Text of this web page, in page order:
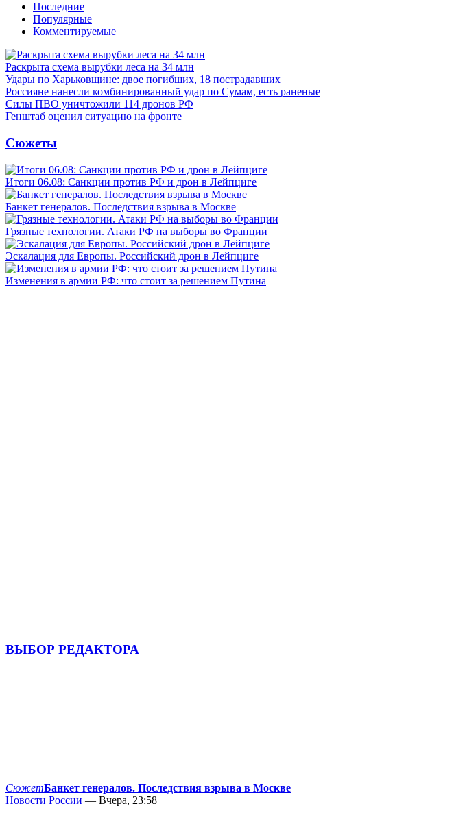
Последние
Популярные
Комментируемые
Раскрыта схема вырубки леса на 34 млн
Удары по Харьковщине: двое погибших, 18 пострадавших
Россияне нанесли комбинированный удар по Сумам, есть раненые
Силы ПВО уничтожили 114 дронов РФ
Генштаб оценил ситуацию на фронте
Сюжеты
Итоги 06.08: Санкции против РФ и дрон в Лейпциге
Банкет генералов. Последствия взрыва в Москве
Грязные технологии. Атаки РФ на выборы во Франции
Эскалация для Европы. Российский дрон в Лейпциге
Изменения в армии РФ: что стоит за решением Путина
ВЫБОР РЕДАКТОРА
СюжетБанкет генералов. Последствия взрыва в Москве
Новости России — Вчера, 23:58